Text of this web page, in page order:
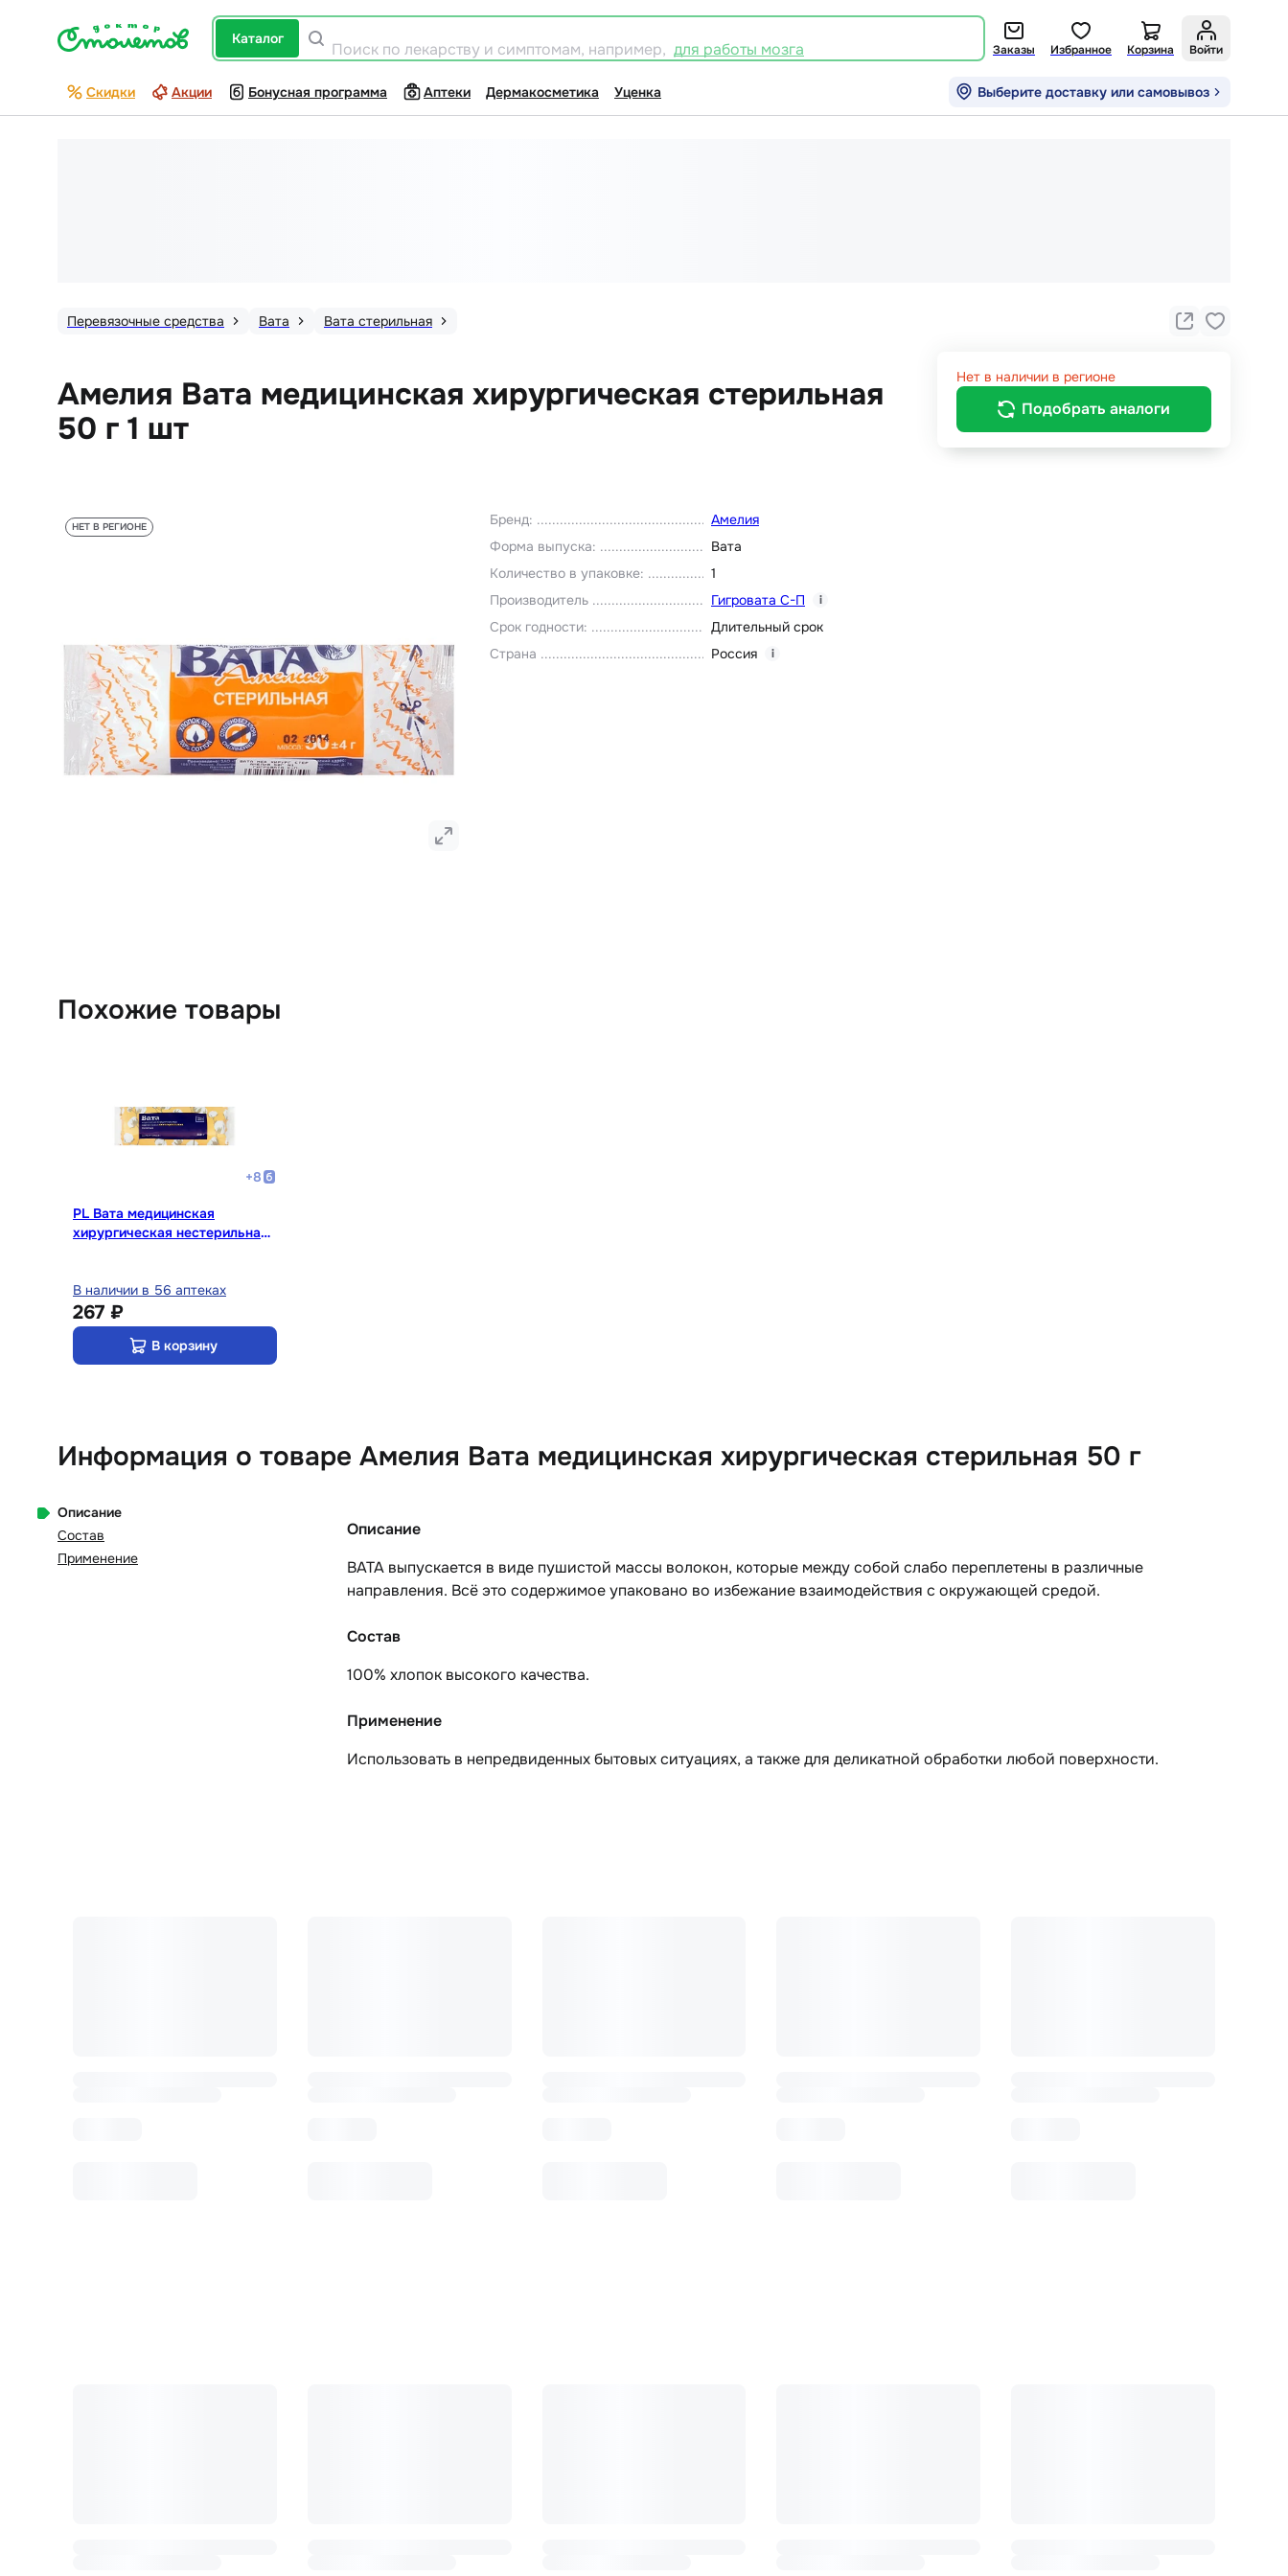
каталог
Поиск по лекарству и симптомам, например, для работы мозга Заказы Избранное Корзина Войти
Скидки Акции Бонусная программа Аптеки Дермакосметика Уценка Выберите доставку или самовывоз
Перевязочные средства Вата Вата стерильная
Амелия Вата медицинская хирургическая стерильная
50 г 1 шт
НЕТ В РЕГИОНЕ Бренд:
Амелия
Форма выпуска:
Вата
Количество в упаковке:
1
Производитель
Гигровата С-П i
Срок годности:
Длительный срок
Страна
Россия i
Нет в наличии в регионе
Подобрать аналоги
Похожие товары
+8
PL Вата медицинская
хирургическая нестерильная
В наличии в 56 аптеках
267 ₽
В корзину
Информация о товаре Амелия Вата медицинская хирургическая стерильная 50 г
Описание
Состав
Применение
Описание
ВАТА выпускается в виде пушистой массы волокон, которые между собой слабо переплетены в различные
направления. Всё это содержимое упаковано во избежание взаимодействия с окружающей средой.
Состав
100% хлопок высокого качества.
Применение
Использовать в непредвиденных бытовых ситуациях, а также для деликатной обработки любой поверхности.